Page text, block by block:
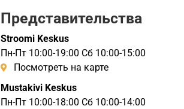
Представительства
Stroomi Keskus
Пн-Пт 10:00-19:00 Сб 10:00-15:00
Посмотреть на карте
Mustakivi Keskus
Пн-Пт 10:00-18:00 Сб 10:00-14:00